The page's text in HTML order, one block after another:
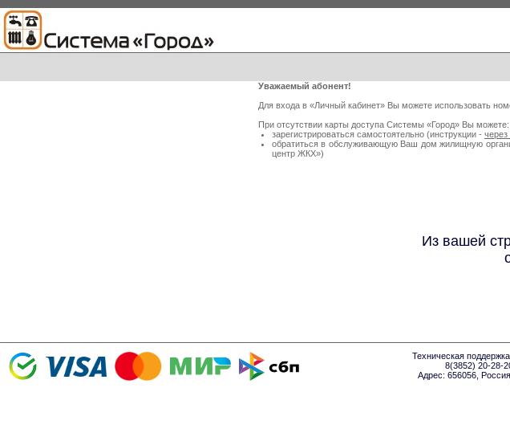
Уважаемый абонент!
Для входа в «Личный кабинет» Вы можете использовать
При отсутствии карты доступа Системы «Город» Вы можете:
зарегистрироваться самостоятельно (инструкции -
обратиться в обслуживающую Ваш дом жилищную
центр ЖКХ»)
Из вашей
Техническая
8(3852) 20-28-
Адрес: 656056,